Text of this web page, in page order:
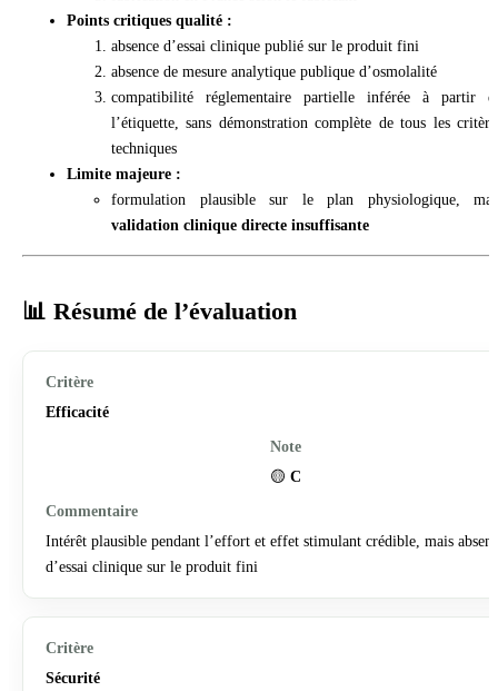
Points critiques qualité :
absence d’essai clinique publié sur le produit fini
absence de mesure analytique publique d’osmolalité
compatibilité réglementaire partielle inférée à partir
l’étiquette, sans démonstration complète de tous les
techniques
Limite majeure :
formulation plausible sur le plan physiologique,
validation clinique directe insuffisante
📊 Résumé de l’évaluation
Efficacité
🟡 C
Intérêt plausible pendant l’effort et effet stimulant crédible, mais
d’essai clinique sur le produit fini
Sécurité